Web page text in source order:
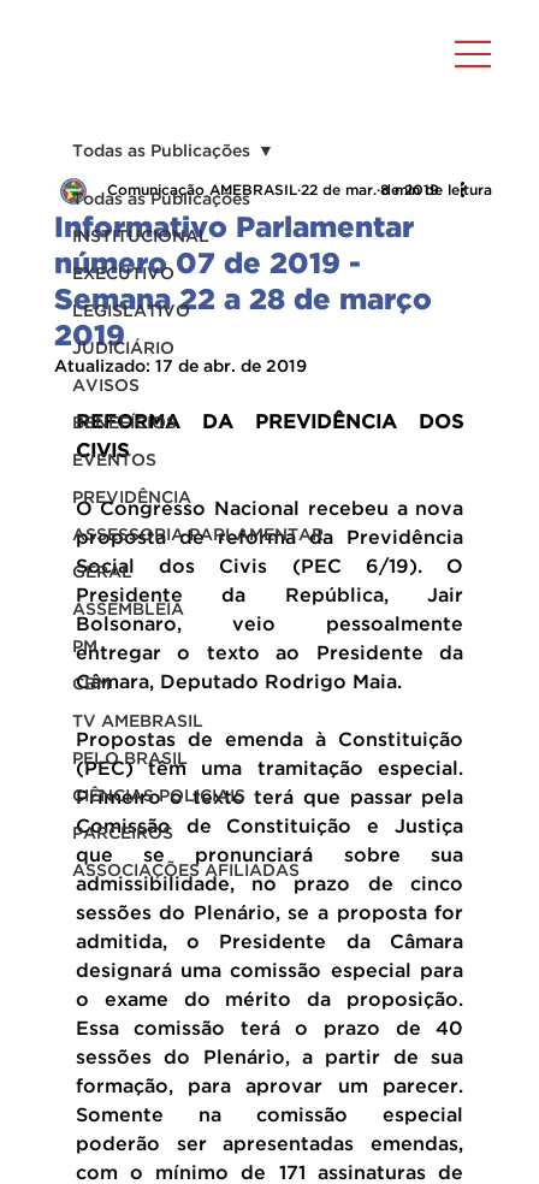
Todas as Publicações
INSTITUCIONAL
EXECUTIVO
LEGISLATIVO
JUDICIÁRIO
AVISOS
BENEFÍCIOS
EVENTOS
PREVIDÊNCIA
ASSESSORIA PARLAMENTAR
GERAL
ASSEMBLEIA
PM
CBM
TV AMEBRASIL
PELO BRASIL
CIÊNCIAS POLICIAIS
PARCEIROS
ASSOCIAÇÕES AFILIADAS
Todas as Publicações
Informativo Parlamentar
número 07 de 2019 -
Semana 22 a 28 de março
2019
Comunicação AMEBRASIL 22 de mar. de 2019
8 min de leitura
Atualizado: 17 de abr. de 2019
REFORMA DA PREVIDÊNCIA DOS
CIVIS
O Congresso Nacional recebeu a nova
proposta de reforma da Previdência
Social dos Civis (PEC 6/19). O
Presidente da República, Jair
Bolsonaro, veio pessoalmente
entregar o texto ao Presidente da
Câmara, Deputado Rodrigo Maia.
Propostas de emenda à Constituição
(PEC) têm uma tramitação especial.
Primeiro o texto terá que passar pela
Comissão de Constituição e Justiça
que se pronunciará sobre sua
admissibilidade, no prazo de cinco
sessões do Plenário, se a proposta for
admitida, o Presidente da Câmara
designará uma comissão especial para
o exame do mérito da proposição.
Essa comissão terá o prazo de 40
sessões do Plenário, a partir de sua
formação, para aprovar um parecer.
Somente na comissão especial
poderão ser apresentadas emendas,
com o mínimo de 171 assinaturas de